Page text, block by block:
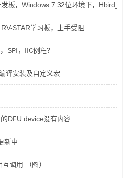
发板，Windows 7 32位环境下，
STAR学习板，上手受阻
SPI，IIC例程？
译安装及自定义宏
DFU device没有内容
中......
调用 （图）